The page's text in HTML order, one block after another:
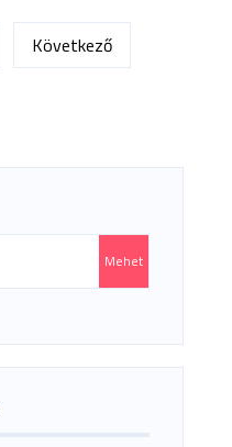
Következő
Mehet